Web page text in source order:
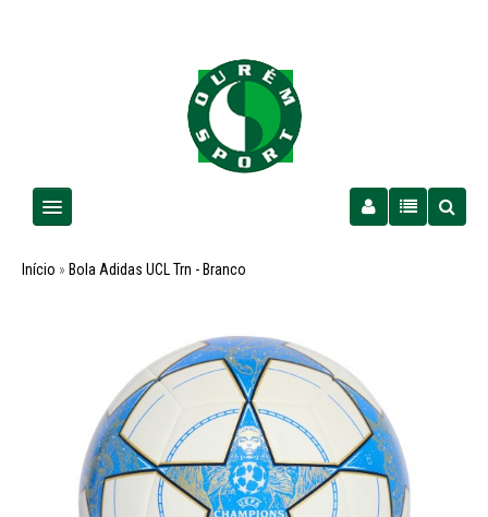
Homem
PROMOÇÕES
Futebol
Início » Bola Adidas UCL Trn - Branco